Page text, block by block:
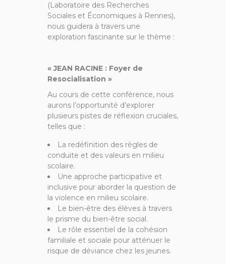
(Laboratoire des Recherches
Sociales et Économiques à Rennes),
nous guidera à travers une
exploration fascinante sur le thème :
« JEAN RACINE : Foyer de
Resocialisation »
Au cours de cette conférence, nous
aurons l’opportunité d’explorer
plusieurs pistes de réflexion cruciales,
telles que :
La redéfinition des règles de
conduite et des valeurs en milieu
scolaire.
Une approche participative et
inclusive pour aborder la question de
la violence en milieu scolaire.
Le bien-être des élèves à travers
le prisme du bien-être social.
Le rôle essentiel de la cohésion
familiale et sociale pour atténuer le
risque de déviance chez les jeunes.